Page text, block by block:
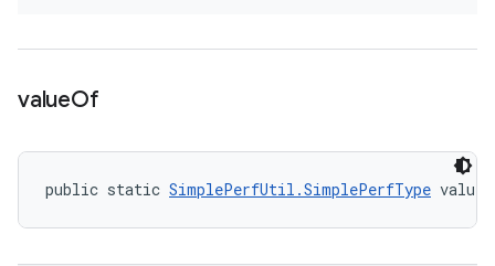
valueOf
public static SimplePerfUtil.SimplePerfType